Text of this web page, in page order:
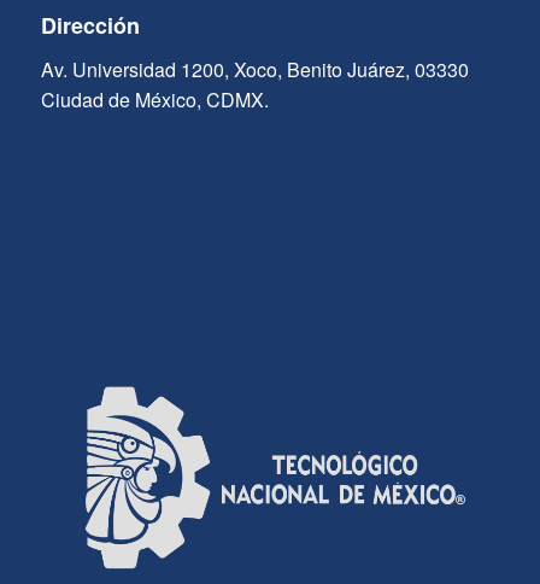
Dirección
Av. Universidad 1200, Xoco, Benito Juárez, 03330
Ciudad de México, CDMX.